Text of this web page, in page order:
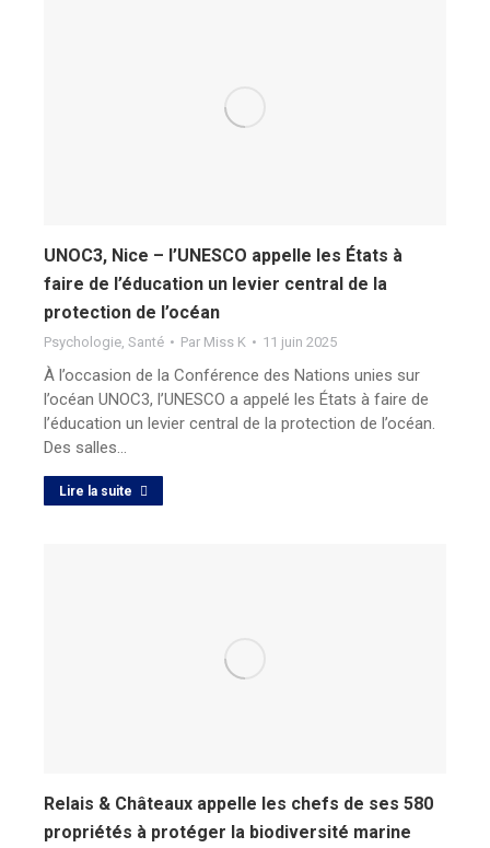
UNOC3, Nice – l’UNESCO appelle les États à
faire de l’éducation un levier central de la
protection de l’océan
Psychologie Santé Par Miss K 11 juin 2025
À l’occasion de la Conférence des Nations unies sur
l’océan UNOC3, l’UNESCO a appelé les États à faire de
l’éducation un levier central de la protection de l’océan.
Des salles…
Lire la suite
Relais & Châteaux appelle les chefs de ses 580
propriétés à protéger la biodiversité marine